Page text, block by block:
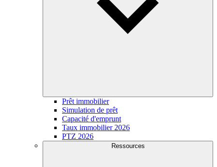
Prêt immobilier
Simulation de prêt
Capacité d'emprunt
Taux immobilier 2026
PTZ 2026
Ressources